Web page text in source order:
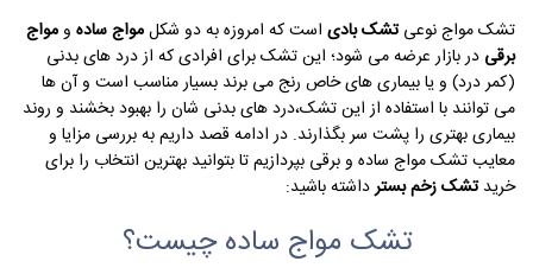
تشک مواج نوعیتشک بادی است که امروزه به دو شکلمواج ساده ومواج
برقی در بازار عرضه می شود؛ این تشک برای افرادی که از درد های بدنی
(کمر درد) و یا بیماری های خاص رنج می برند بسیار مناسب است و آن ها
می توانند با استفاده از این تشک،درد های بدنی شان را بهبود بخشند و روند
بیماری بهتری را پشت سر بگذارند. در ادامه قصد داریم به بررسی مزایا و
معایب تشک مواج ساده و برقی بپردازیم تا بتوانید بهترین انتخاب را برای
خریدتشک زخم بسترداشته باشید:
تشک مواج ساده چیست؟